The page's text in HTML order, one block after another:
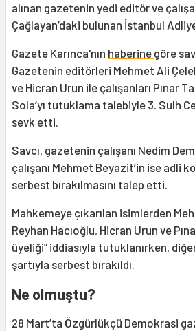
alınan gazetenin yedi editör ve
Çağlayan’daki bulunan İstanbul
Gazete Karınca'nın haberine göre
Gazetenin editörleri Mehmet Ali
ve Hicran Urun ile çalışanları Pınar
Sola’yı tutuklama talebiyle 3. Sulh
sevk etti.
Savcı, gazetenin çalışanı Nedim
çalışanı Mehmet Beyazit’in ise adli
serbest bırakılmasını talep etti.
Mahkemeye çıkarılan isimlerden
Reyhan Hacıoğlu, Hicran Urun ve
üyeliği” iddiasıyla tutuklanırken,
şartıyla serbest bırakıldı.
Ne olmuştu?
28 Mart’ta Özgürlükçü Demokrasi